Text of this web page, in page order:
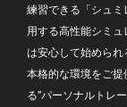
練習できる「シュ
用する高性能シミ
は安心して始めら
本格的な環境をご
る"パーソナルトレ